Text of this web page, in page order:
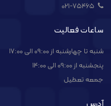
021-۷۵۴۶۵
ساعات فعالیت
شنبه تا چهارشنبه از 09:00 الی 17:00
پنجشنبه از 09:00 الی 14:00
جمعه تعطیل